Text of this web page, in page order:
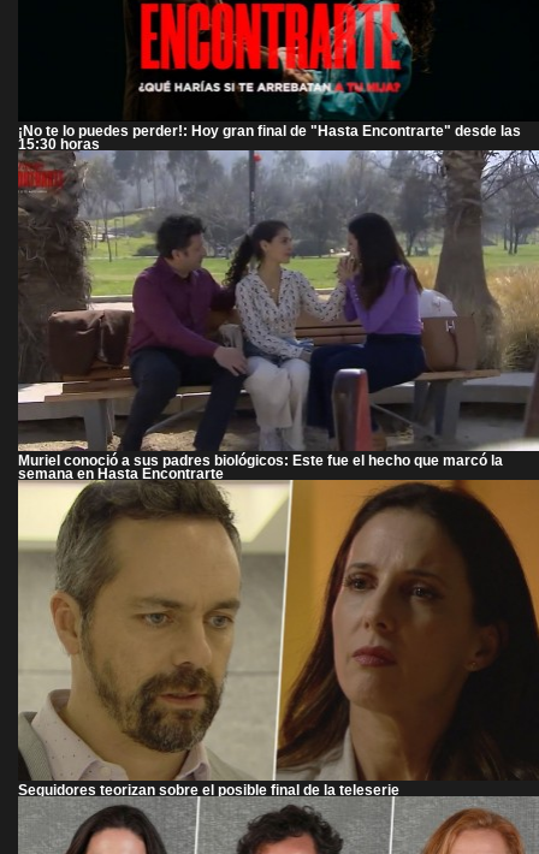
¡No te lo puedes perder!: Hoy gran final de "Hasta Encontrarte" desde las
15:30 horas
Muriel conoció a sus padres biológicos: Este fue el hecho que marcó la
semana en Hasta Encontrarte
Seguidores teorizan sobre el posible final de la teleserie